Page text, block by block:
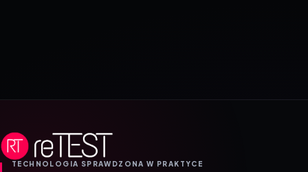
TECHNOLOGIA SPRAWDZONA W PRAKTYCE